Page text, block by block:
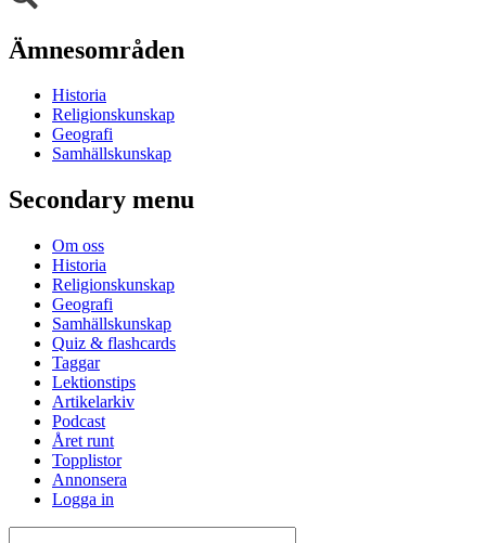
Ämnesområden
Historia
Religionskunskap
Geografi
Samhällskunskap
Secondary menu
Om oss
Historia
Religionskunskap
Geografi
Samhällskunskap
Quiz & flashcards
Taggar
Lektionstips
Artikelarkiv
Podcast
Året runt
Topplistor
Annonsera
Logga in